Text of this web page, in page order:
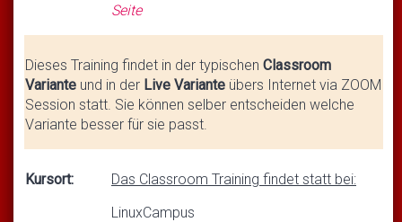
Seite
Dieses Training findet in der typischen Classroom
Variante und in der Live Variante übers Internet via ZOOM
Session statt. Sie können selber entscheiden welche
Variante besser für sie passt.
Kursort:
Das Classroom Training findet statt bei:
LinuxCampus